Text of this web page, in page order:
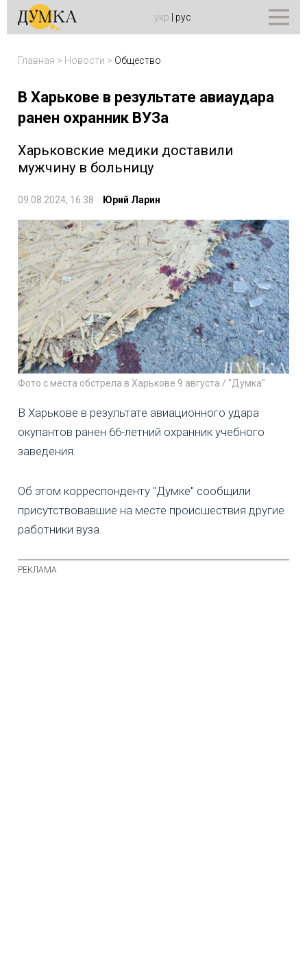
укр рус
Главная > Новости > Общество
В Харькове в результате авиаудара
ранен охранник ВУЗа
Харьковские медики доставили
мужчину в больницу
09.08.2024, 16:38 Юрий Ларин
Фото с места обстрела в Харькове 9 августа / "Думка"
В Харькове в результате авиационного удара
окупантов ранен 66-летний охранник учебного
заведения.
Об этом корреспонденту "Думке" сообщили
присутствовавшие на месте происшествия другие
работники вуза.